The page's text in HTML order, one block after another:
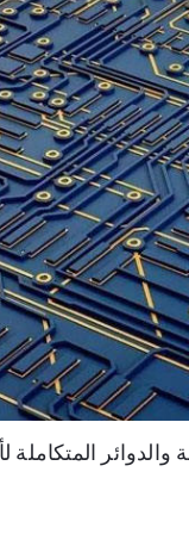
المتكاملة